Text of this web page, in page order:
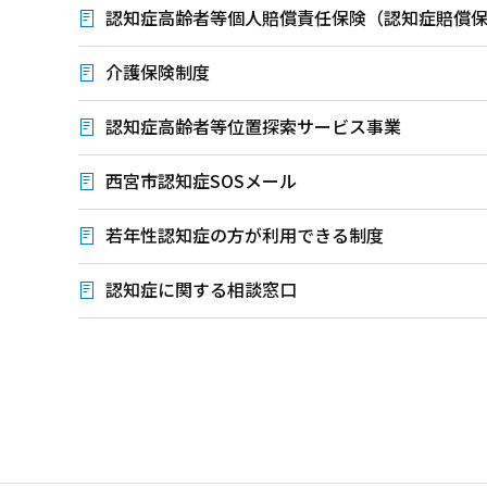
認知症高齢者等個人賠償責任保険（認知症賠償保
介護保険制度
認知症高齢者等位置探索サービス事業
西宮市認知症SOSメール
若年性認知症の方が利用できる制度
認知症に関する相談窓口